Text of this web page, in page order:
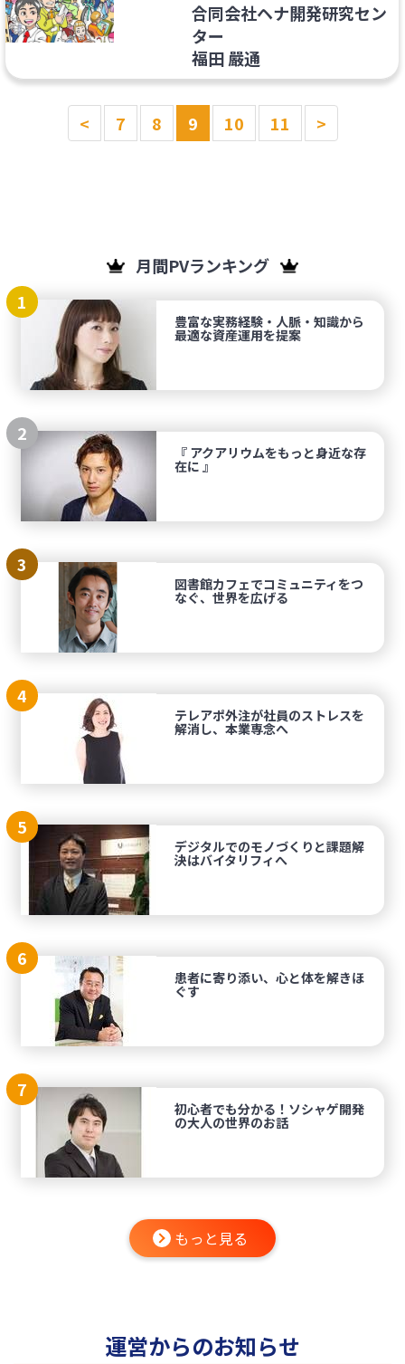
合同会社ヘナ開発研究セン
ター
福田 嚴通
< 7 8 9 10 11 >
月間PVランキング
1
豊富な実務経験・人脈・知識から
最適な資産運用を提案
2
『 アクアリウムをもっと身近な存
在に 』
3
図書館カフェでコミュニティをつ
なぐ、世界を広げる
4
テレアポ外注が社員のストレスを
解消し、本業専念へ
5
デジタルでのモノづくりと課題解
決はバイタリフィへ
6
患者に寄り添い、心と体を解きほ
ぐす
7
初心者でも分かる！ソシャゲ開発
の大人の世界のお話
もっと見る
運営からのお知らせ